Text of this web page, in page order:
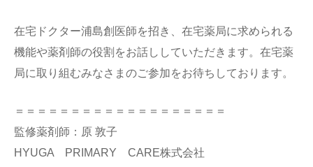
在宅ドクター浦島創医師を招き、在宅薬局に求められる
機能や薬剤師の役割をお話ししていただきます。在宅薬
局に取り組むみなさまのご参加をお待ちしております。
＝＝＝＝＝＝＝＝＝＝＝＝＝＝＝＝＝＝＝
監修薬剤師：原 敦子
HYUGA PRIMARY CARE株式会社